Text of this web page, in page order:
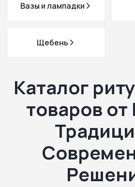
Вазы и лампадки
Щебень
Каталог
товаров